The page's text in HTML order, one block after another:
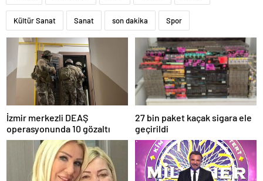
Kültür Sanat Sanat son dakika Spor
İzmir merkezli DEAŞ
operasyonunda 10 gözaltı
27 bin paket kaçak sigara ele
geçirildi